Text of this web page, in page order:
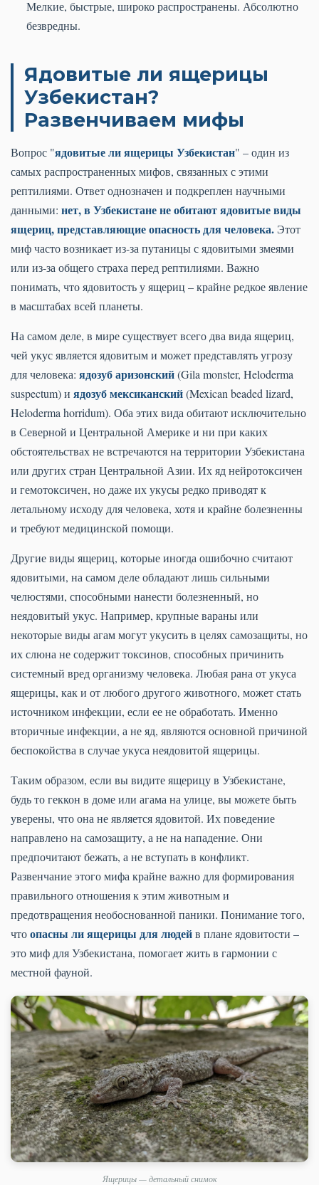
Мелкие, быстрые, широко распространены. Абсолютно
безвредны.
Ядовитые ли ящерицы
Узбекистан?
Развенчиваем мифы
Вопрос "ядовитые ли ящерицы Узбекистан" – один из
самых распространенных мифов, связанных с этими
рептилиями. Ответ однозначен и подкреплен научными
данными: нет, в Узбекистане не обитают ядовитые виды
ящериц, представляющие опасность для человека. Этот
миф часто возникает из-за путаницы с ядовитыми змеями
или из-за общего страха перед рептилиями. Важно
понимать, что ядовитость у ящериц – крайне редкое явление
в масштабах всей планеты.
На самом деле, в мире существует всего два вида ящериц,
чей укус является ядовитым и может представлять угрозу
для человека: ядозуб аризонский(Gila monster, Heloderma
suspectum) и ядозуб мексиканский(Mexican beaded lizard,
Heloderma horridum). Оба этих вида обитают исключительно
в Северной и Центральной Америке и ни при каких
обстоятельствах не встречаются на территории Узбекистана
или других стран Центральной Азии. Их яд нейротоксичен
и гемотоксичен, но даже их укусы редко приводят к
летальному исходу для человека, хотя и крайне болезненны
и требуют медицинской помощи.
Другие виды ящериц, которые иногда ошибочно считают
ядовитыми, на самом деле обладают лишь сильными
челюстями, способными нанести болезненный, но
неядовитый укус. Например, крупные вараны или
некоторые виды агам могут укусить в целях самозащиты, но
их слюна не содержит токсинов, способных причинить
системный вред организму человека. Любая рана от укуса
ящерицы, как и от любого другого животного, может стать
источником инфекции, если ее не обработать. Именно
вторичные инфекции, а не яд, являются основной причиной
беспокойства в случае укуса неядовитой ящерицы.
Таким образом, если вы видите ящерицу в Узбекистане,
будь то геккон в доме или агама на улице, вы можете быть
уверены, что она не является ядовитой. Их поведение
направлено на самозащиту, а не на нападение. Они
предпочитают бежать, а не вступать в конфликт.
Развенчание этого мифа крайне важно для формирования
правильного отношения к этим животным и
предотвращения необоснованной паники. Понимание того,
чтоопасны ли ящерицы для людейв плане ядовитости –
это миф для Узбекистана, помогает жить в гармонии с
местной фауной.
Ящерицы — детальный снимок